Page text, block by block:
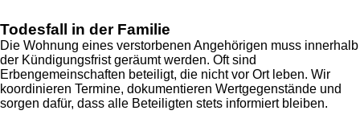
Todesfall in der Familie
Die Wohnung eines verstorbenen Angehörigen muss innerhalb
der Kündigungsfrist geräumt werden. Oft sind
Erbengemeinschaften beteiligt, die nicht vor Ort leben. Wir
koordinieren Termine, dokumentieren Wertgegenstände und
sorgen dafür, dass alle Beteiligten stets informiert bleiben.